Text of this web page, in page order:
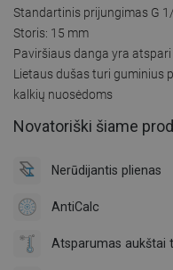
Standartinis prijungimas G
Storis: 15 mm
Paviršiaus danga yra
Lietaus dušas turi guminius
kalkių nuosėdoms
Novatoriški šiame
Nerūdijantis plienas
AntiCalc
Atsparumas aukštai